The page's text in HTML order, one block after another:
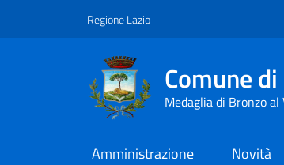
Regione Lazio
Comune
Medaglia di Bronzo al
Amministrazione Novità